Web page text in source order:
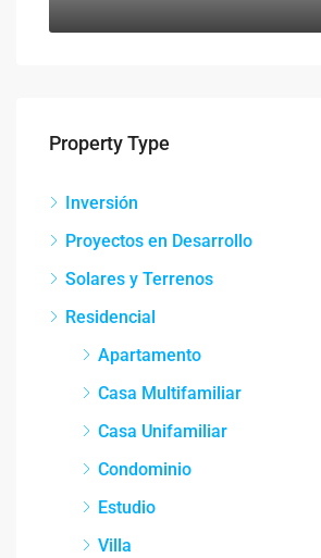
Property Type
Inversión
Proyectos en Desarrollo
Solares y Terrenos
Residencial
Apartamento
Casa Multifamiliar
Casa Unifamiliar
Condominio
Estudio
Villa